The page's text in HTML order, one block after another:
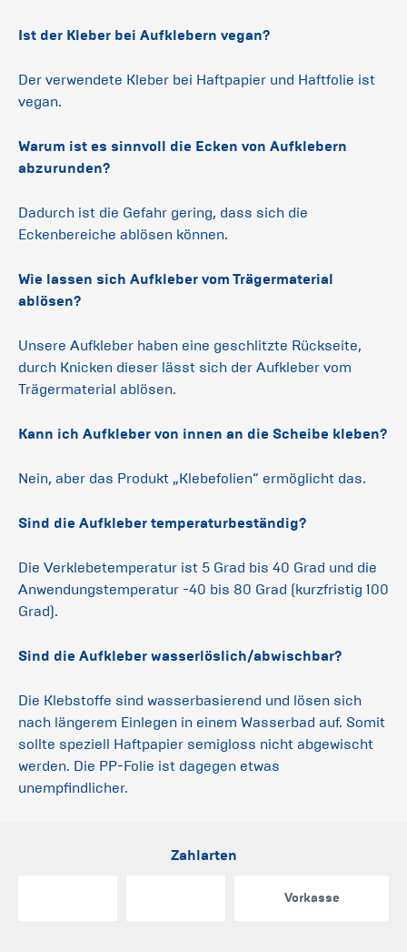
Ist der Kleber bei Aufklebern vegan?
Der verwendete Kleber bei Haftpapier und Haftfolie ist
vegan.
Warum ist es sinnvoll die Ecken von Aufklebern
abzurunden?
Dadurch ist die Gefahr gering, dass sich die
Eckenbereiche ablösen können.
Wie lassen sich Aufkleber vom Trägermaterial
ablösen?
Unsere Aufkleber haben eine geschlitzte Rückseite,
durch Knicken dieser lässt sich der Aufkleber vom
Trägermaterial ablösen.
Kann ich Aufkleber von innen an die Scheibe kleben?
Nein, aber das Produkt „Klebefolien“ ermöglicht das.
Sind die Aufkleber temperaturbeständig?
Die Verklebetemperatur ist 5 Grad bis 40 Grad und die
Anwendungstemperatur -40 bis 80 Grad (kurzfristig 100
Grad).
Sind die Aufkleber wasserlöslich/abwischbar?
Die Klebstoffe sind wasserbasierend und lösen sich
nach längerem Einlegen in einem Wasserbad auf. Somit
sollte speziell Haftpapier semigloss nicht abgewischt
werden. Die PP-Folie ist dagegen etwas
unempfindlicher.
Zahlarten
Vorkasse